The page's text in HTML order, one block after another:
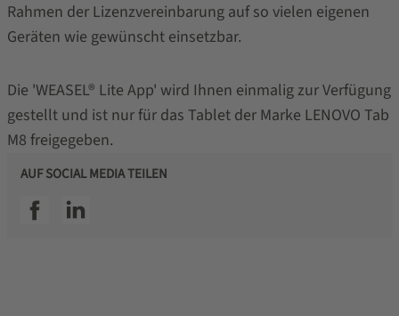
Rahmen der Lizenzvereinbarung auf so vielen eigenen
Geräten wie gewünscht einsetzbar.
Die 'WEASEL® Lite App' wird Ihnen einmalig zur Verfügung
gestellt und ist nur für das Tablet der Marke LENOVO Tab
M8 freigegeben.
AUF SOCIAL MEDIA TEILEN
SSI facebookSSI linkedin